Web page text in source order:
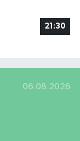
21:30
06.08.2026